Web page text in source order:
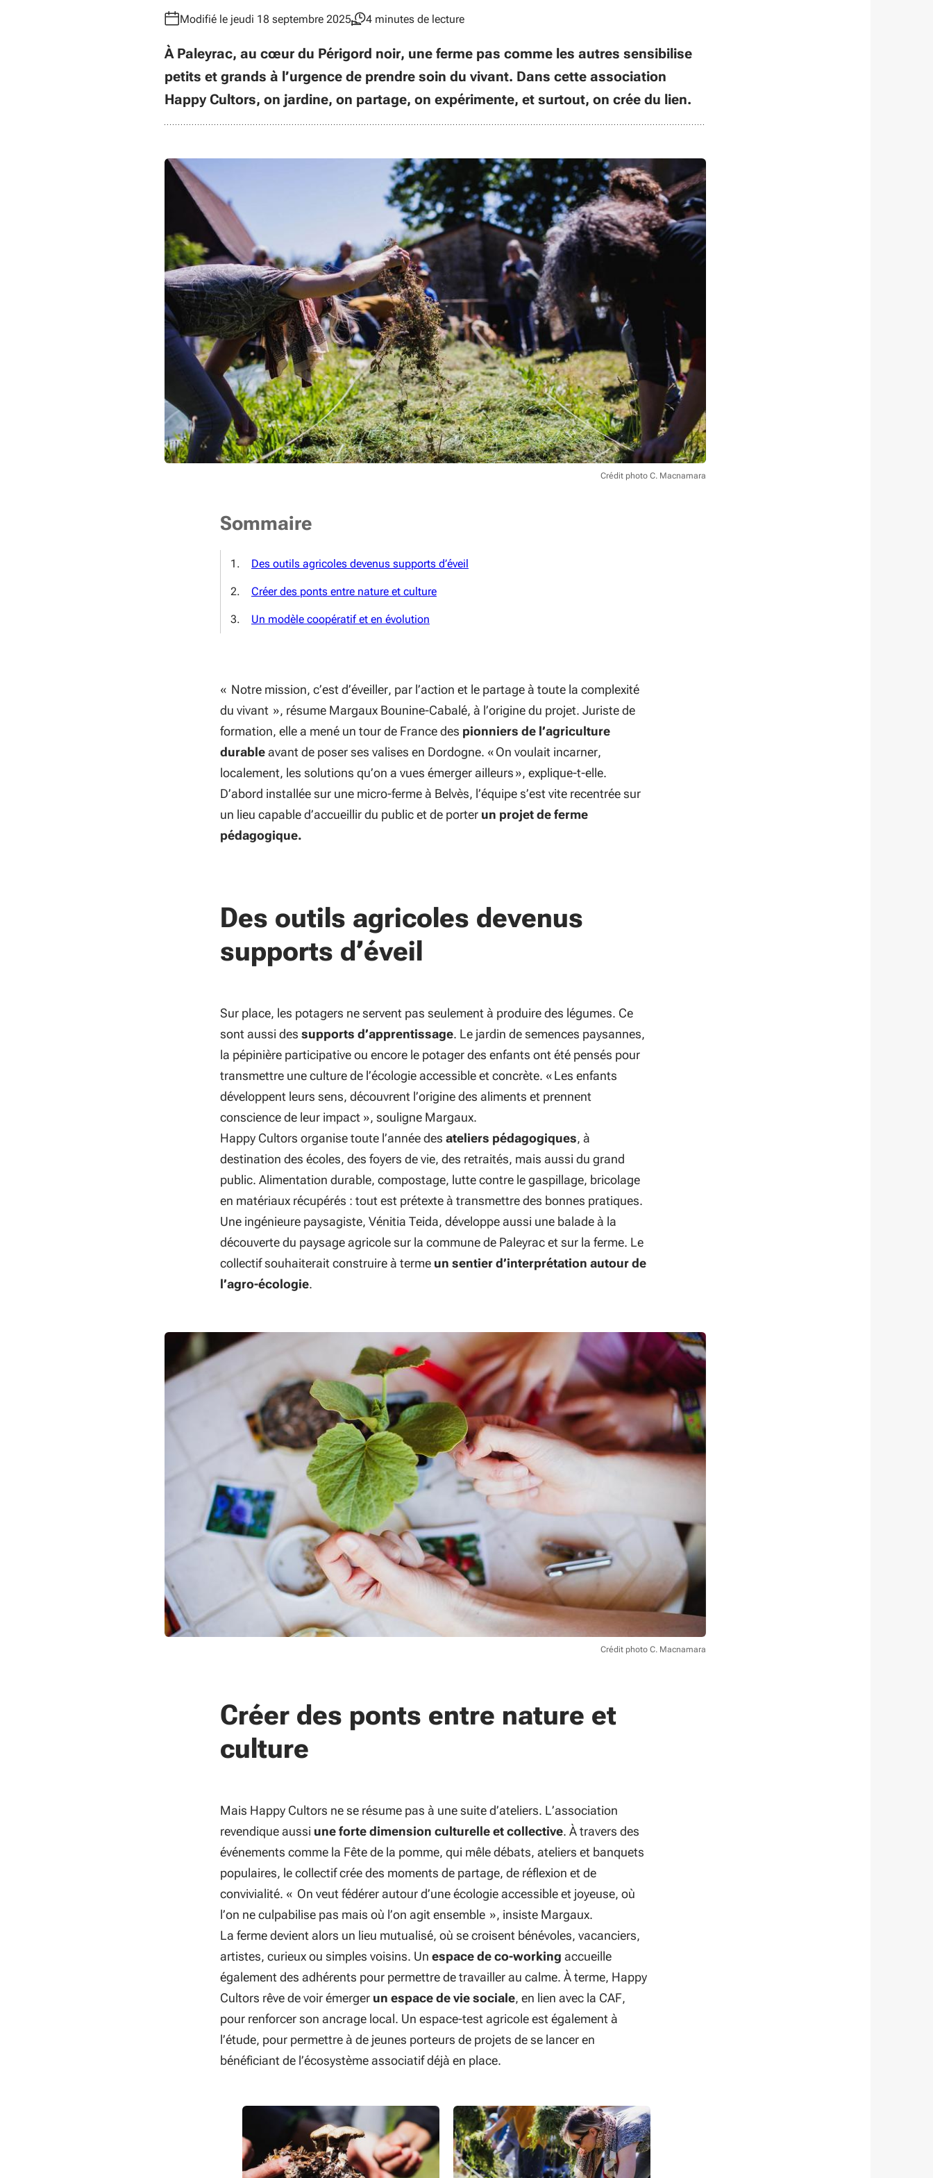
Modifié le jeudi 18 septembre 2025 4 minutes de lecture
À Paleyrac, au cœur du Périgord noir, une ferme pas comme les autres sensibilise
petits et grands à l’urgence de prendre soin du vivant. Dans cette association
Happy Cultors, on jardine, on partage, on expérimente, et surtout, on crée du lien.
Crédit photo C. Macnamara
Sommaire
Des outils agricoles devenus supports d’éveil
Créer des ponts entre nature et culture
Un modèle coopératif et en évolution
« Notre mission, c’est d’éveiller, par l’action et le partage à toute la complexité
du vivant », résume Margaux Bounine-Cabalé, à l’origine du projet. Juriste de
formation, elle a mené un tour de France des pionniers de l’agriculture
durableavant de poser ses valises en Dordogne. «On voulait incarner,
localement, les solutions qu’on a vues émerger ailleurs», explique-t-elle.
D’abord installée sur une micro-ferme à Belvès, l’équipe s’est vite recentrée sur
un lieu capable d’accueillir du public et de porter un projet de ferme
pédagogique.
Des outils agricoles devenus
supports d’éveil
Sur place, les potagers ne servent pas seulement à produire des légumes. Ce
sont aussi des supports d’apprentissage. Le jardin de semences paysannes,
la pépinière participative ou encore le potager des enfants ont été pensés pour
transmettre une culture de l’écologie accessible et concrète. «Les enfants
développent leurs sens, découvrent l’origine des aliments et prennent
conscience de leur impact », souligne Margaux.
Happy Cultors organise toute l’année des ateliers pédagogiques, à
destination des écoles, des foyers de vie, des retraités, mais aussi du grand
public. Alimentation durable, compostage, lutte contre le gaspillage, bricolage
en matériaux récupérés : tout est prétexte à transmettre des bonnes pratiques.
Une ingénieure paysagiste, Vénitia Teida, développe aussi une balade à la
découverte du paysage agricole sur la commune de Paleyrac et sur la ferme. Le
collectif souhaiterait construire à terme un sentier d’interprétation autour de
l’agro-écologie.
Crédit photo C. Macnamara
Créer des ponts entre nature et
culture
Mais Happy Cultors ne se résume pas à une suite d’ateliers. L’association
revendique aussi une forte dimension culturelle et collective. À travers des
événements comme la Fête de la pomme, qui mêle débats, ateliers et banquets
populaires, le collectif crée des moments de partage, de réflexion et de
convivialité. « On veut fédérer autour d’une écologie accessible et joyeuse, où
l’on ne culpabilise pas mais où l’on agit ensemble », insiste Margaux.
La ferme devient alors un lieu mutualisé, où se croisent bénévoles, vacanciers,
artistes, curieux ou simples voisins. Un espace de co-working accueille
également des adhérents pour permettre de travailler au calme. À terme, Happy
Cultors rêve de voir émerger un espace de vie sociale, en lien avec la CAF,
pour renforcer son ancrage local. Un espace-test agricole est également à
l’étude, pour permettre à de jeunes porteurs de projets de se lancer en
bénéficiant de l’écosystème associatif déjà en place.
Crédit photo Claire Macnamara Crédit photo Claire Macnamara